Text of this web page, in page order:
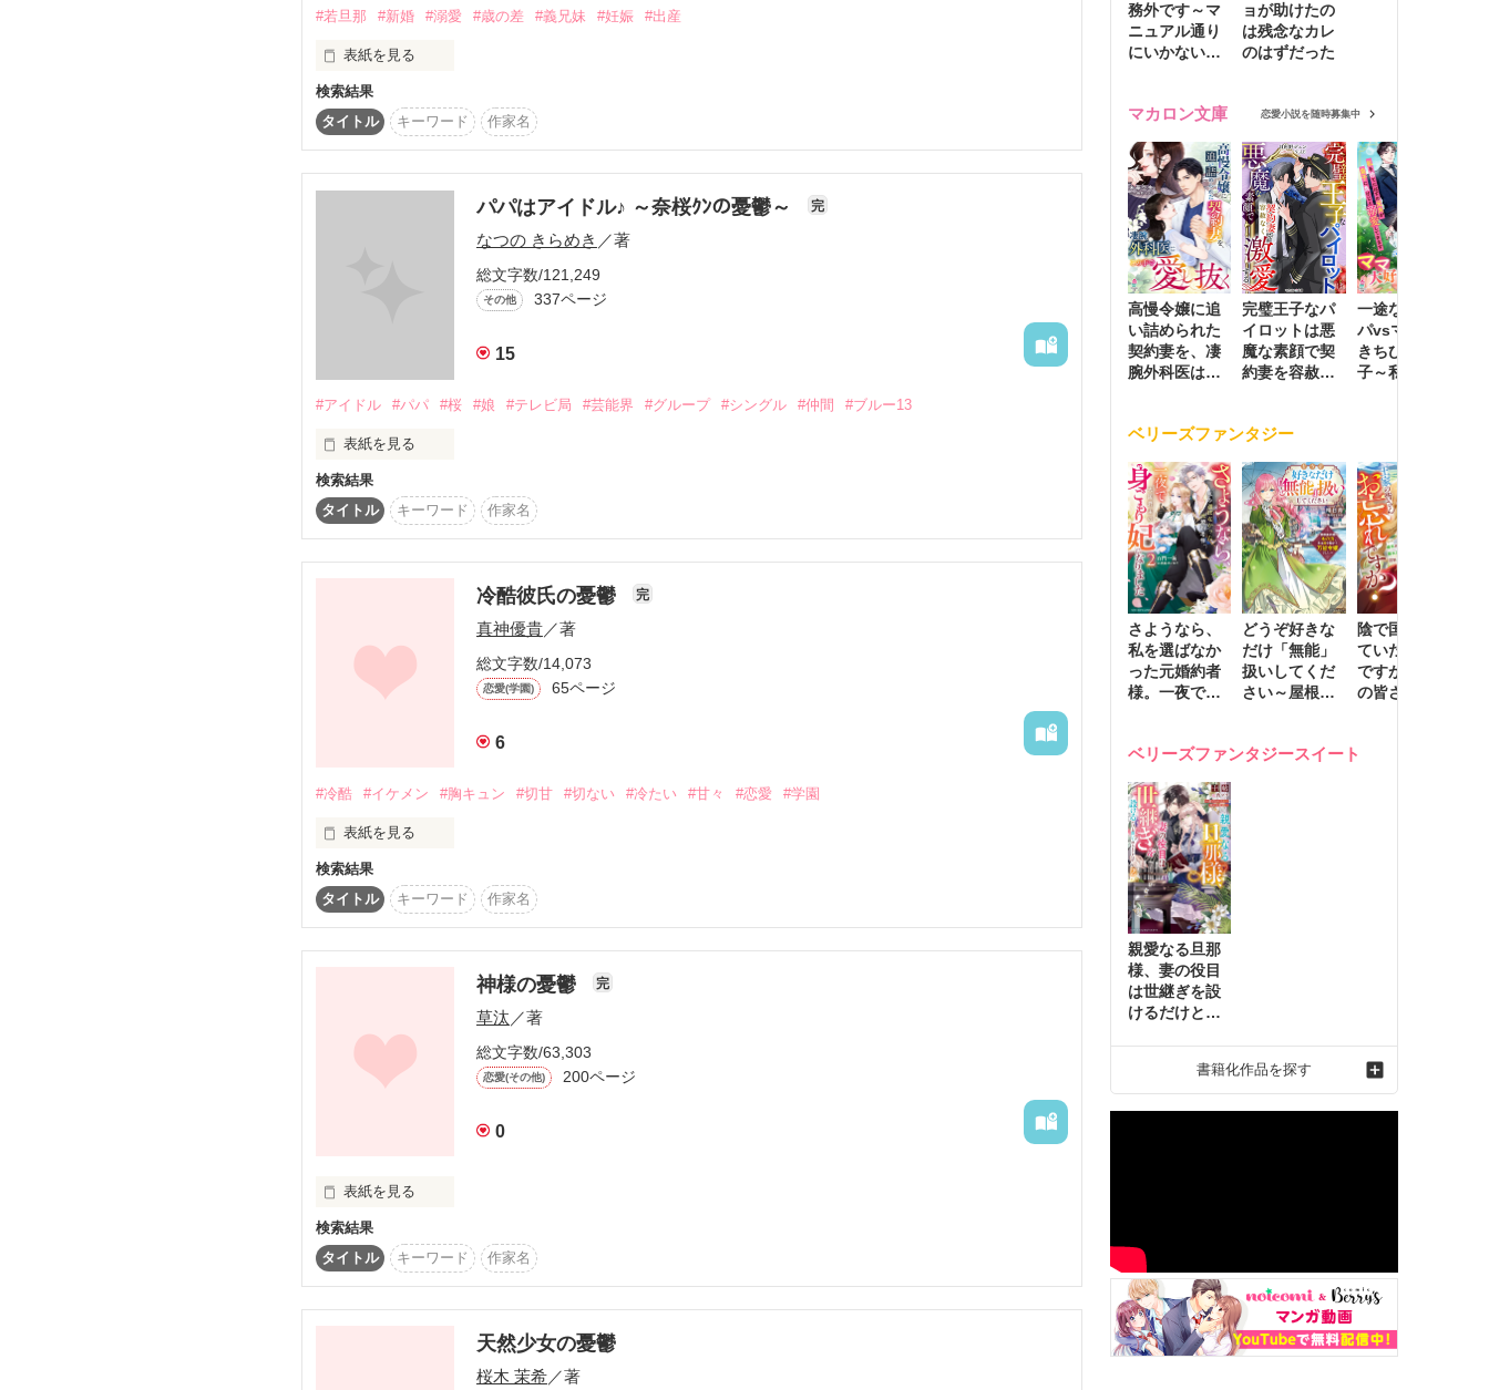
★↓★↓★↓★
それは
見目麗しき王子との
秘め事
#若旦那 #新婚 #溺愛 #歳の差 #義兄妹 #妊娠 #出産
表紙を見る
温泉街の老舗旅館『一橋旅館』
若旦那　一橋　柊生
（ひとつばし　はな）23歳
『若旦那様の憂鬱』から三年後のお話し。
夢だった保育士として働き始めた花と、
結婚とは何か、夫婦とは何か。
その先の幸せとは…？
♪デビューありがとうございます♪
     na28na様　★5
今後の励みになります。ありがとうございました。
検索結果
タイトル
キーワード 作家名
パパはアイドル♪ ～奈桜ｸﾝの憂鬱～ 完
なつの きらめき ／著
総文字数/121,249
その他 337ページ
15
#アイドル #パパ #桜 #娘 #テレビ局 #芸能界 #グループ #シングル #仲間 #ブルー13
表紙を見る
人気アイドルグループ
『Ｚ』のリーダー、
彼には誰にも言えないヒミツが………
カワイイ女の子の
パパだったのです♪
大切なものは何ですか？
ジャンル別ランキング
検索結果
タイトル
キーワード 作家名
冷酷彼氏の憂鬱 完
真神優貴／著
総文字数/14,073
恋愛(学園) 65ページ
6
#冷酷 #イケメン #胸キュン #切甘 #切ない #冷たい #甘々 #恋愛 #学園
表紙を見る
「触んな」
あげくの果てには
「見るな」？！
冷酷になった
私の彼氏。
付き合ってるんだよね？
検索結果
タイトル
キーワード 作家名
神様の憂鬱 完
草汰 ／著
総文字数/63,303
恋愛(その他) 200ページ
0
表紙を見る
誰もが悩みを抱えるこんな世の中。
神様だって憂鬱になってもおかしくない。
検索結果
タイトル
キーワード 作家名
天然少女の憂鬱
桜木 茉希／著
務外です～マ
ニュアル通り
にいかない彼
ョが助けたの
は残念なカレ
のはずだった
マカロン文庫 恋愛小説を随時募集中
高慢令嬢に追
い詰められた
契約妻を、凄
腕外科医はこ
完璧王子なパ
イロットは悪
魔な素顔で契
約妻を容赦な
一途な社長パ
パvsママ大好
きちびっこ息
子～私を捨て
ベリーズファンタジー
さようなら、
私を選ばなか
った元婚約者
様。一夜で大
ました２
どうぞ好きな
だけ「無能」
扱いしてくだ
さい～屋根裏
動かす万能令
陰で国を支え
ていたのは私
ですが、王家
の皆さんお忘
れ才女の辺境
ベリーズファンタジースイート
親愛なる旦那
様、妻の役目
は世継ぎを設
けるだけと聞
れ才女の幸せ
な結婚～2
書籍化作品を探す